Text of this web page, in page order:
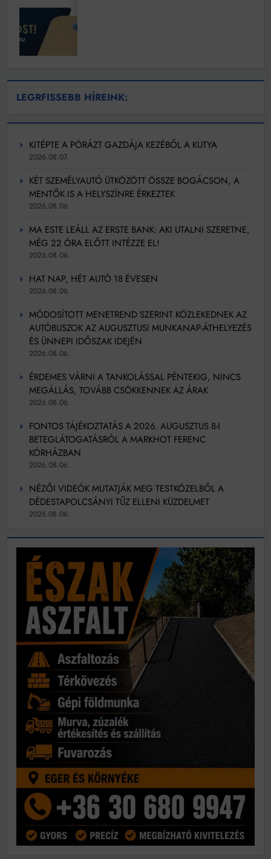
LEGRFISSEBB HÍREINK:
KITÉPTE A PÓRÁZT GAZDÁJA KEZÉBŐL A KUTYA
2026.08.07.
KÉT SZEMÉLYAUTÓ ÜTKÖZÖTT ÖSSZE BOGÁCSON, A
MENTŐK IS A HELYSZÍNRE ÉRKEZTEK
2026.08.06.
MA ESTE LEÁLL AZ ERSTE BANK: AKI UTALNI SZERETNE,
MÉG 22 ÓRA ELŐTT INTÉZZE EL!
2026.08.06.
HAT NAP, HÉT AUTÓ 18 ÉVESEN
2026.08.06.
MÓDOSÍTOTT MENETREND SZERINT KÖZLEKEDNEK AZ
AUTÓBUSZOK AZ AUGUSZTUSI MUNKANAP-ÁTHELYEZÉS
ÉS ÜNNEPI IDŐSZAK IDEJÉN
2026.08.06.
ÉRDEMES VÁRNI A TANKOLÁSSAL PÉNTEKIG, NINCS
MEGÁLLÁS, TOVÁBB CSÖKKENNEK AZ ÁRAK
2026.08.06.
FONTOS TÁJÉKOZTATÁS A 2026. AUGUSZTUS 8-I
BETEGLÁTOGATÁSRÓL A MARKHOT FERENC
KÓRHÁZBAN
2026.08.06.
NÉZŐI VIDEÓK MUTATJÁK MEG TESTKÖZELBŐL A
DÉDESTAPOLCSÁNYI TŰZ ELLENI KÜZDELMET
2026.08.06.